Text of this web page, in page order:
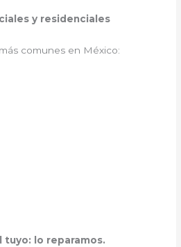
y residenciales
comunes en México:
tuyo: lo reparamos.